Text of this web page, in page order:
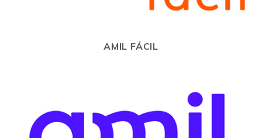
AMIL FÁCIL